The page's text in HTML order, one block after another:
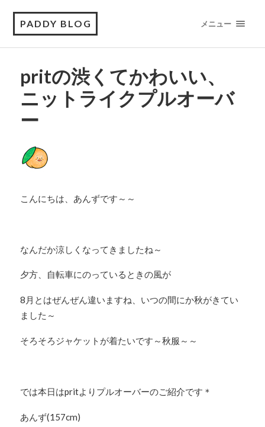
PADDY BLOG メニュー
pritの渋くてかわいい、
ニットライクプルオーバ
ー
こんにちは、あんずです～～
なんだか涼しくなってきましたね～
夕方、自転車にのっているときの風が
8月とはぜんぜん違いますね、いつの間にか秋がきてい
ました～
そろそろジャケットが着たいです～秋服～～
では本日はpritよりプルオーバーのご紹介です＊
あんず(157cm)